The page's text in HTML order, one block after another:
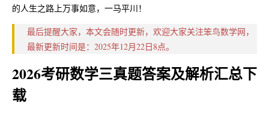
关于站长
关于网站
的人生之路上万事如意，一马平川！
最后提醒大家，本文会随时更新，欢迎大家关注笨鸟数学网，
最新更新时间是：2025年12月22日8点。
2026考研数学三真题答案及解析汇总下
载